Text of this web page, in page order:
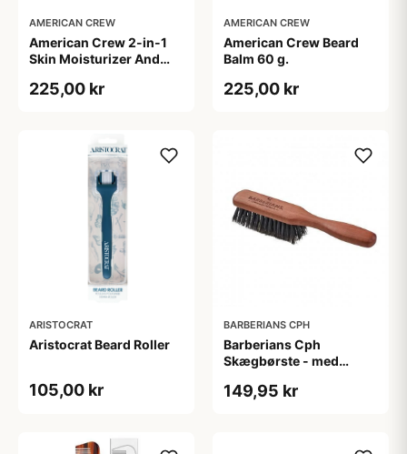
AMERICAN CREW
American Crew 2-in-1
Skin Moisturizer And
ml)
225,00 kr
AMERICAN CREW
American Crew Beard
Balm 60 g.
225,00 kr
ARISTOCRAT
Aristocrat Beard Roller
105,00 kr
BARBERIANS CPH
Barberians Cph
Skægbørste - med
149,95 kr